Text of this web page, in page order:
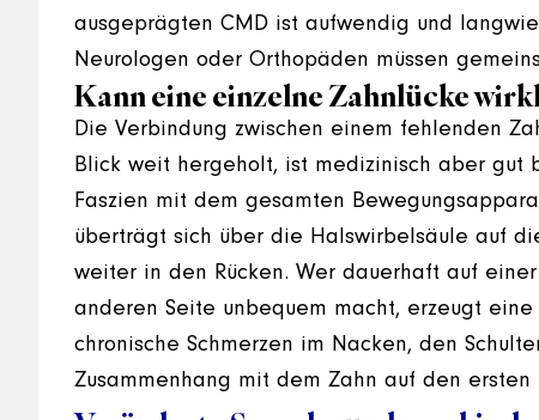
ausgeprägten CMD ist aufwendig und
Neurologen oder Orthopäden müssen
Kann eine einzelne Zahnlücke
Die Verbindung zwischen einem fehlenden
Blick weit hergeholt, ist medizinisch aber gut
Faszien mit dem gesamten
überträgt sich über die Halswirbelsäule auf
weiter in den Rücken. Wer dauerhaft auf
anderen Seite unbequem macht, erzeugt
chronische Schmerzen im Nacken, den
Zusammenhang mit dem Zahn auf den ersten